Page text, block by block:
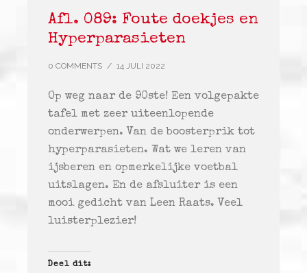
Afl. 089: Foute doekjes en
Hyperparasieten
0 COMMENTS / 14 JULI 2022
Op weg naar de 90ste! Een volgepakte
tafel met zeer uiteenlopende
onderwerpen. Van de boosterprik tot
hyperparasieten. Wat we leren van
ijsberen en opmerkelijke voetbal
uitslagen. En de afsluiter is een
mooi gedicht van Leen Raats. Veel
luisterplezier!
Deel dit: